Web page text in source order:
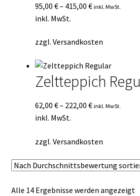
95,00 €– 415,00 € inkl. MwSt.
inkl. MwSt.
zzgl. Versandkosten
Zeltteppich
62,00 €– 222,00 € inkl. MwSt.
inkl. MwSt.
zzgl. Versandkosten
Alle 14 Ergebnisse werden angezeigt